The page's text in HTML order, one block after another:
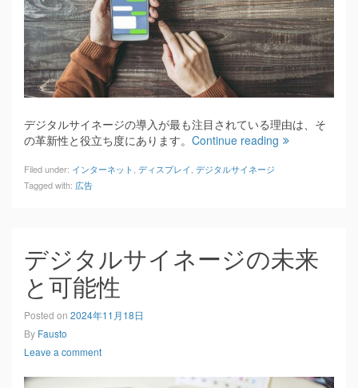
デジタルサイネージの導入が最も注目されている理由は、そ
の革新性と役立ち度にあります。 Continue reading
Filed under: インターネット ディスプレイ デジタルサイネージ
Tagged with: 広告
デジタルサイネージの未来
と可能性
Posted on 2024年11月18日
By Fausto
Leave a comment